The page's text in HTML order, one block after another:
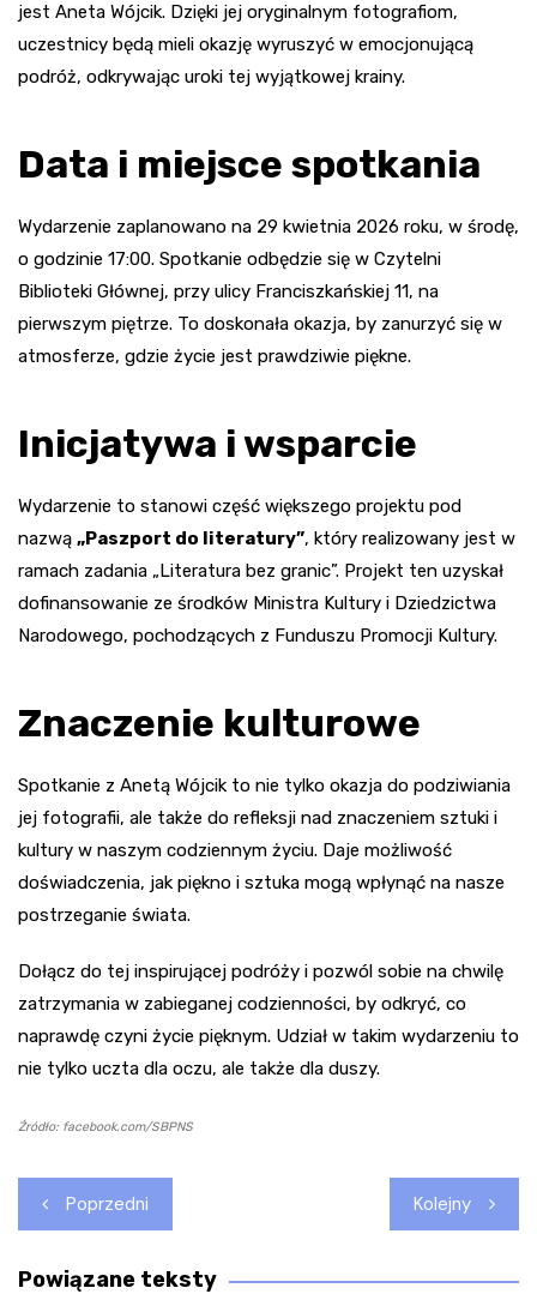
jest Aneta Wójcik. Dzięki jej oryginalnym fotografiom,
uczestnicy będą mieli okazję wyruszyć w emocjonującą
podróż, odkrywając uroki tej wyjątkowej krainy.
Data i miejsce spotkania
Wydarzenie zaplanowano na 29 kwietnia 2026 roku, w środę,
o godzinie 17:00. Spotkanie odbędzie się w Czytelni
Biblioteki Głównej, przy ulicy Franciszkańskiej 11, na
pierwszym piętrze. To doskonała okazja, by zanurzyć się w
atmosferze, gdzie życie jest prawdziwie piękne.
Inicjatywa i wsparcie
Wydarzenie to stanowi część większego projektu pod
nazwą „Paszport do literatury”, który realizowany jest w
ramach zadania „Literatura bez granic”. Projekt ten uzyskał
dofinansowanie ze środków Ministra Kultury i Dziedzictwa
Narodowego, pochodzących z Funduszu Promocji Kultury.
Znaczenie kulturowe
Spotkanie z Anetą Wójcik to nie tylko okazja do podziwiania
jej fotografii, ale także do refleksji nad znaczeniem sztuki i
kultury w naszym codziennym życiu. Daje możliwość
doświadczenia, jak piękno i sztuka mogą wpłynąć na nasze
postrzeganie świata.
Dołącz do tej inspirującej podróży i pozwól sobie na chwilę
zatrzymania w zabieganej codzienności, by odkryć, co
naprawdę czyni życie pięknym. Udział w takim wydarzeniu to
nie tylko uczta dla oczu, ale także dla duszy.
Źródło: facebook.com/SBPNS
Nawigacja
wpisu
Poprzedni Kolejny
Powiązane teksty